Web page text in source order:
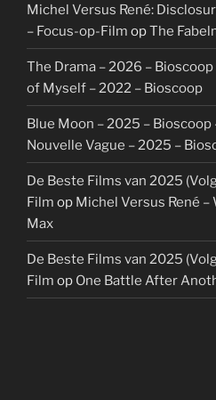
Michel Versus René:
– Focus-op-Film opThe
The Drama – 2026 –
of Myself – 2022 – Bioscoop
Blue Moon – 2025 –
Nouvelle Vague – 2025 –
De Beste Films van 2025
Film op Michel Versus René –
Max
De Beste Films van 2025
Film op One Battle After